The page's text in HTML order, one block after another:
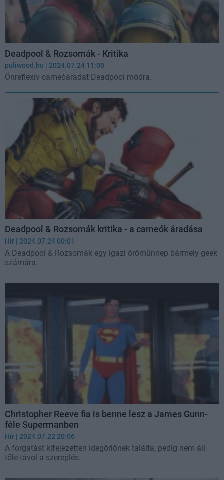
Deadpool & Rozsomák - Kritika
puliwood.hu | 2024.07.24 11:00
Önreflexív cameóáradat Deadpool módra.
Deadpool & Rozsomák kritika - a cameók áradása
Hír | 2024.07.24 00:01
A Deadpool & Rozsomák egy igazi örömünnep bármely geek
számára.
Christopher Reeve fia is benne lesz a James Gunn-
féle Supermanben
Hír | 2024.07.22 20:06
A forgatást kifejezetten idegőrlőnek találta, pedig nem áll
tőle távol a szereplés.